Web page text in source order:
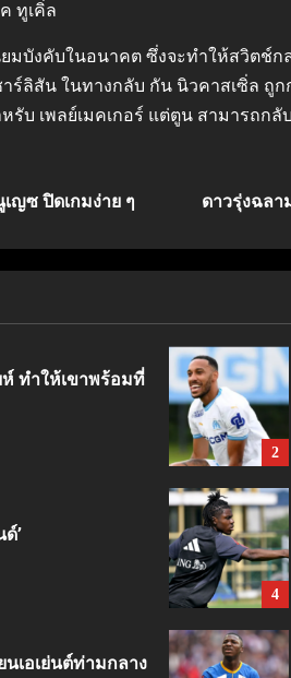
ทูเคิ่ล
มบังคับในอนาคต ซึ่งจะทำให้สวิตช์
ลิสัน ในทางกลับ กัน นิวคาสเซิ่ล ถู
รับ เพลย์เมคเกอร์ แต่ตูน สามารถก
ญซ ปิดเกมง่าย ๆ
ดาวรุ่งฉล
ห์ ทำให้เขาพร้อมที่
2
’
4
นเอเย่นต์ท่ามกลาง